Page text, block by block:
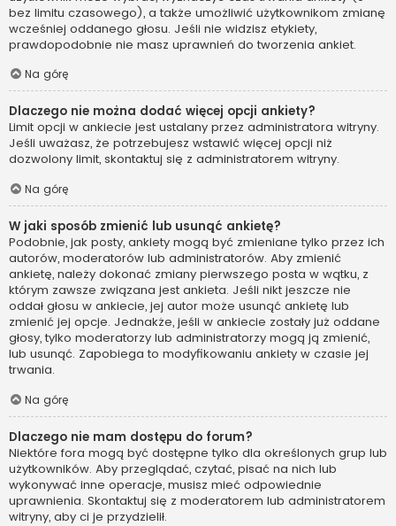
bez limitu czasowego), a także umożliwić użytkownikom zmianę
wcześniej oddanego głosu. Jeśli nie widzisz etykiety,
prawdopodobnie nie masz uprawnień do tworzenia ankiet.
Na górę
Dlaczego nie można dodać więcej opcji ankiety?
Limit opcji w ankiecie jest ustalany przez administratora witryny.
Jeśli uważasz, że potrzebujesz wstawić więcej opcji niż
dozwolony limit, skontaktuj się z administratorem witryny.
Na górę
W jaki sposób zmienić lub usunąć ankietę?
Podobnie, jak posty, ankiety mogą być zmieniane tylko przez ich
autorów, moderatorów lub administratorów. Aby zmienić
ankietę, należy dokonać zmiany pierwszego posta w wątku, z
którym zawsze związana jest ankieta. Jeśli nikt jeszcze nie
oddał głosu w ankiecie, jej autor może usunąć ankietę lub
zmienić jej opcje. Jednakże, jeśli w ankiecie zostały już oddane
głosy, tylko moderatorzy lub administratorzy mogą ją zmienić,
lub usunąć. Zapobiega to modyfikowaniu ankiety w czasie jej
trwania.
Na górę
Dlaczego nie mam dostępu do forum?
Niektóre fora mogą być dostępne tylko dla określonych grup lub
użytkowników. Aby przeglądać, czytać, pisać na nich lub
wykonywać inne operacje, musisz mieć odpowiednie
uprawnienia. Skontaktuj się z moderatorem lub administratorem
witryny, aby ci je przydzielił.